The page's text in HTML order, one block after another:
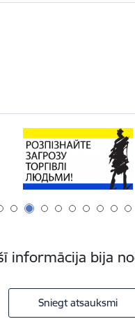
informācija bija
Sniegt atsauksmi